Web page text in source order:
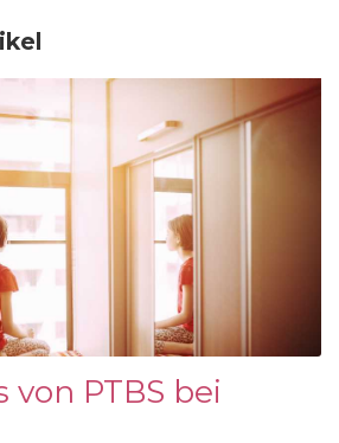
von PTBS bei